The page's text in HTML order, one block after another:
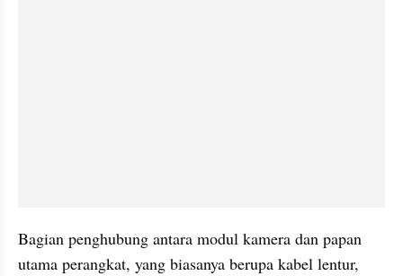
Bagian penghubung antara modul kamera dan papan
utama perangkat, yang biasanya berupa kabel lentur,